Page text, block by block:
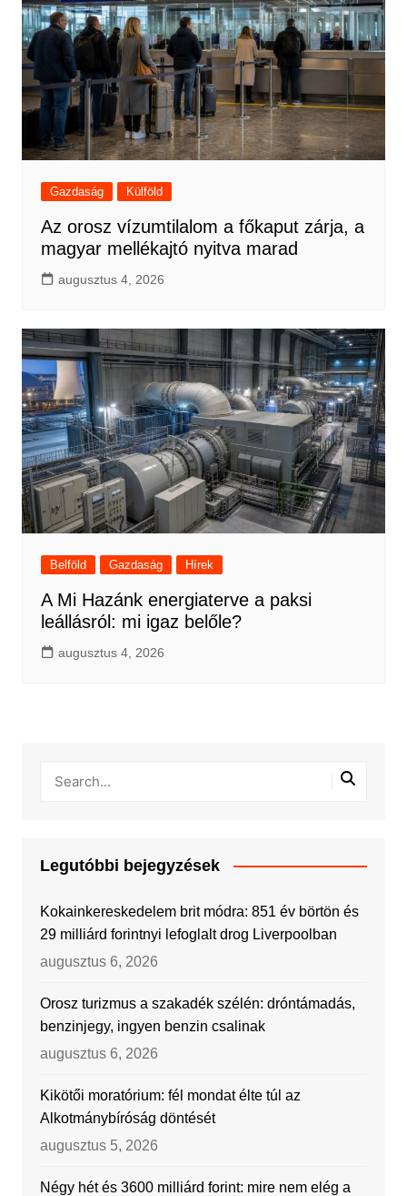
Gazdaság Külföld
Az orosz vízumtilalom a főkaput zárja, a
magyar mellékajtó nyitva marad
augusztus 4, 2026
Belföld Gazdaság Hírek
A Mi Hazánk energiaterve a paksi
leállásról: mi igaz belőle?
augusztus 4, 2026
Legutóbbi bejegyzések
Kokainkereskedelem brit módra: 851 év börtön és
29 milliárd forintnyi lefoglalt drog Liverpoolban
augusztus 6, 2026
Orosz turizmus a szakadék szélén: dróntámadás,
benzinjegy, ingyen benzin csalinak
augusztus 6, 2026
Kikötői moratórium: fél mondat élte túl az
Alkotmánybíróság döntését
augusztus 5, 2026
Négy hét és 3600 milliárd forint: mire nem elég a